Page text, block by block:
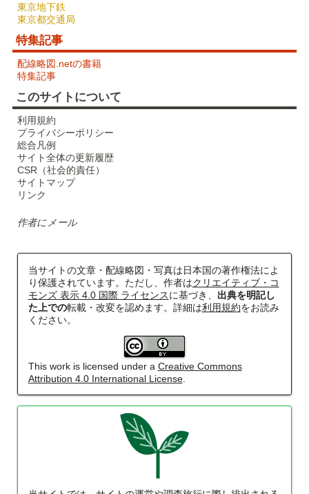
東京地下鉄
東京都交通局
特集記事
配線略図.netの書籍
特集記事
このサイトについて
利用規約
プライバシーポリシー
総合凡例
サイト全体の更新履歴
CSR（社会的責任）
サイトマップ
リンク
作者にメール
当サイトの文章・配線略図・写真は日本国の著作権法によ
り保護されています。ただし、作者はクリエイティブ・コ
モンズ 表示 4.0 国際 ライセンスに基づき、 出典を明記し
た上での転載・改変を認めます。詳細は利用規約をお読み
ください。
This work is licensed under a Creative Commons
Attribution 4.0 International License.